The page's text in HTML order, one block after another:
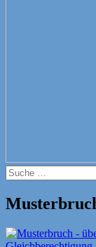
Suche
nach: